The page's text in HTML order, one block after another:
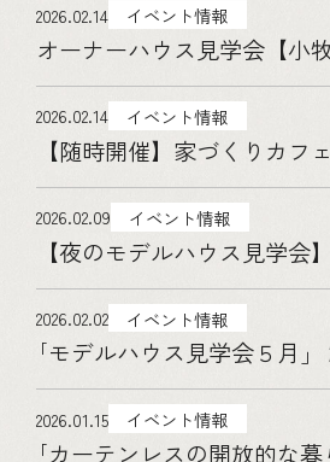
2026.02.14 イベント情報
2026.02.14 イベント情報
【随時開催】家づくりカフェ
2026.02.09 イベント情報
2026.02.02 イベント情報
2026.01.15 イベント情報